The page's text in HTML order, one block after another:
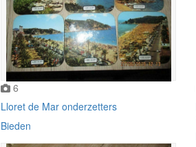
6
Lloret de Mar onderzetters
Bieden